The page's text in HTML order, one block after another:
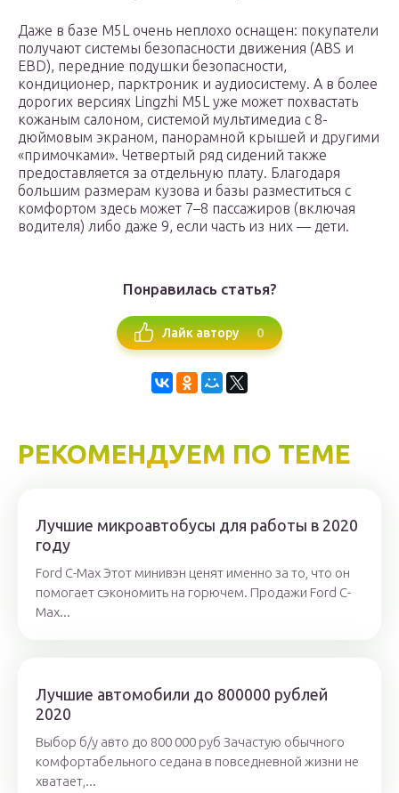
Даже в базе M5L очень неплохо оснащен: покупатели
получают системы безопасности движения (ABS и
EBD), передние подушки безопасности,
кондиционер, парктроник и аудиосистему. А в более
дорогих версиях Lingzhi M5L уже может похвастать
кожаным салоном, системой мультимедиа с 8-
дюймовым экраном, панорамной крышей и другими
«примочками». Четвертый ряд сидений также
предоставляется за отдельную плату. Благодаря
большим размерам кузова и базы разместиться с
комфортом здесь может 7–8 пассажиров (включая
водителя) либо даже 9, если часть из них — дети.
Понравилась статья?
Лайк автору 0
РЕКОМЕНДУЕМ ПО ТЕМЕ
Лучшие микроавтобусы для работы в 2020
году
Ford C-Max Этот минивэн ценят именно за то, что он
помогает сэкономить на горючем. Продажи Ford C-
Max...
Лучшие автомобили до 800000 рублей
2020
Выбор б/у авто до 800 000 руб Зачастую обычного
комфортабельного седана в повседневной жизни не
хватает,...